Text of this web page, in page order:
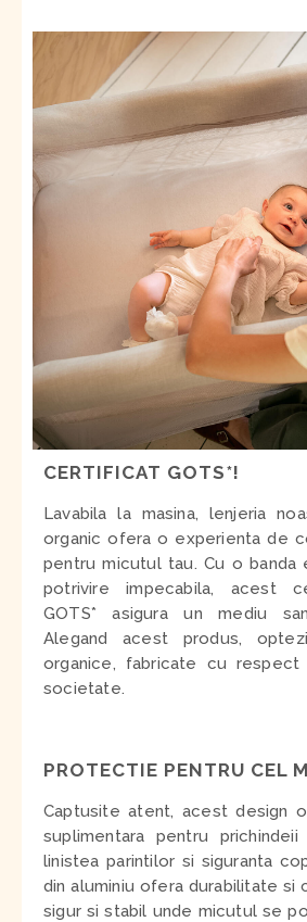
CERTIFICAT GOTS*!
Lavabila la masina, lenjeria
organic ofera o experienta de
pentru micutul tau. Cu o banda
potrivire impecabila, acest
GOTS* asigura un mediu
Alegand acest produs,
organice, fabricate cu respect
societate.
PROTECTIE PENTRU CEL
Captusite atent, acest design
suplimentara pentru prichindeii
linistea parintilor si siguranta
din aluminiu ofera durabilitate si
sigur si stabil unde micutul se